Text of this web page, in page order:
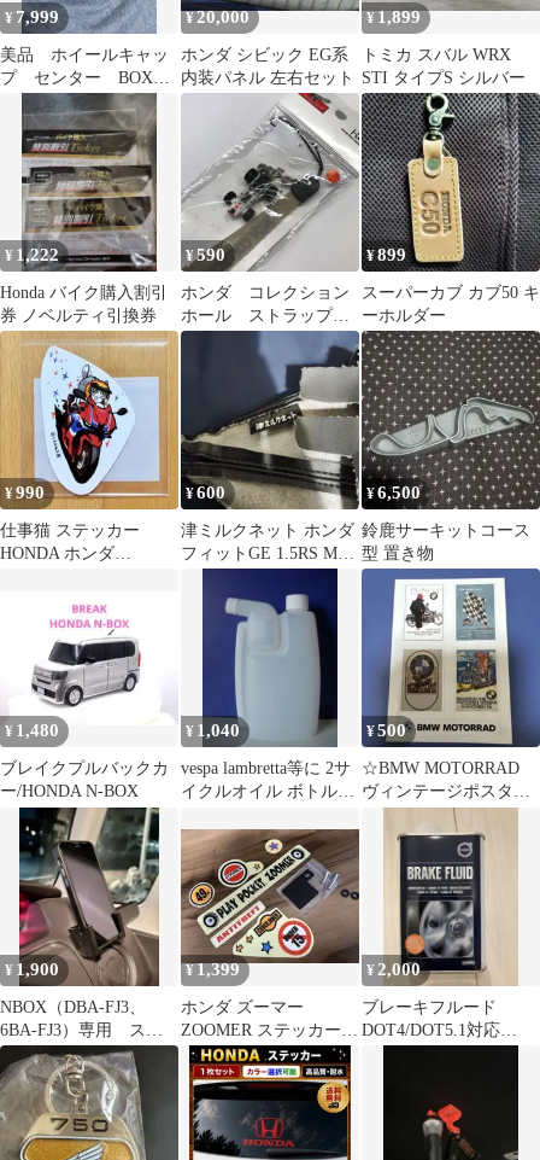
¥ 7,999
美品 ホイールキャッ
プ センター BOX
WG VAN ホンダ 純正 4
個セット
¥20,000
ホンダ シビック EG系
内装パネル 左右セット
¥1,899
トミカ スバル WRX
STI タイプS シルバー
¥ 1,222
Honda バイク購入割引
券 ノベルティ引換券
¥590
ホンダ コレクション
ホール ストラップ
レーシングカー
¥899
スーパーカブ カブ50 キ
ーホルダー
¥990
仕事猫 ステッカー
HONDA ホンダ
¥600
津ミルクネット ホンダ
フィットGE 1.5RS MT
¥6,500
鈴鹿サーキットコース
型 置き物
¥ 1,480
ブレイクプルバックカ
ー/HONDA N-BOX
¥ 1,040
vespa lambretta等に 2サ
イクルオイル ボトル
¥500
☆BMW MOTORRAD
ヴィンテージポスター
風 ステッカーセット新
品未使用
¥ 1,900
NBOX（DBA-FJ3、
6BA-FJ3）専用 スマ
ホホルダー
¥1,399
ホンダ ズーマー
ZOOMER ステッカー
＆ 自賠責ステッカープ
レートセット
¥ 2,000
ブレーキフルード
DOT4/DOT5.1対応